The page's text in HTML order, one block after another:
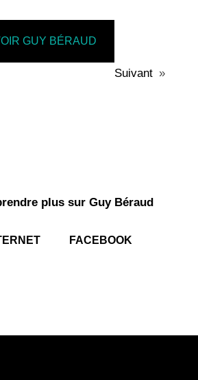
GUY BÉRAUD
Suivant »
plus sur Guy Béraud
FACEBOOK